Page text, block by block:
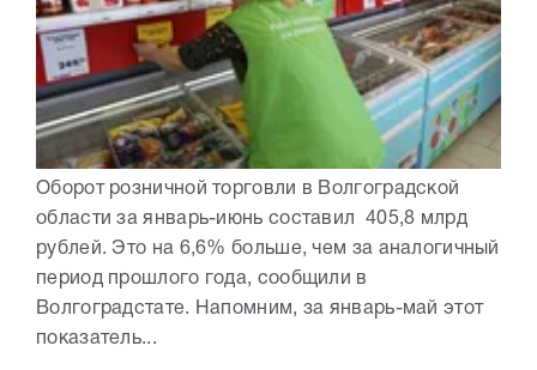
Оборот розничной торговли в Волгоградской
области за январь-июнь составил 405,8 млрд
рублей. Это на 6,6% больше, чем за аналогичный
период прошлого года, сообщили в
Волгоградстате. Напомним, за январь-май этот
показатель...